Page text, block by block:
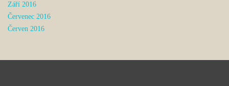
Září 2016
Červenec 2016
Červen 2016